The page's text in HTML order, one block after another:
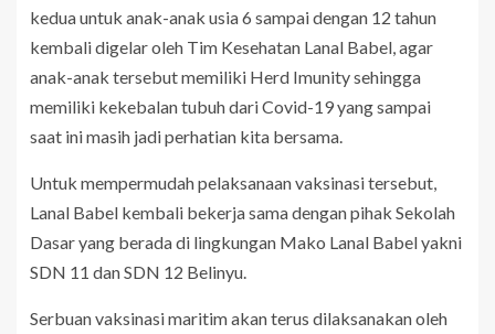
kedua untuk anak-anak usia 6 sampai dengan 12 tahun
kembali digelar oleh Tim Kesehatan Lanal Babel, agar
anak-anak tersebut memiliki Herd Imunity sehingga
memiliki kekebalan tubuh dari Covid-19 yang sampai
saat ini masih jadi perhatian kita bersama.
Untuk mempermudah pelaksanaan vaksinasi tersebut,
Lanal Babel kembali bekerja sama dengan pihak Sekolah
Dasar yang berada di lingkungan Mako Lanal Babel yakni
SDN 11 dan SDN 12 Belinyu.
Serbuan vaksinasi maritim akan terus dilaksanakan oleh